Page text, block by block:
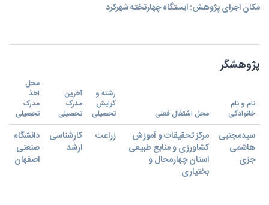
مکان اجرای پژوهش: ایستگاه چهارتخته شهرکرد
پژوهشگر
نام و نام
خانوادگی
محل اشتغال فعلی
رشته و
گرایش
تحصیلی
آخرین
مدرک
تحصیلی
محل
اخذ
مدرک
تحصیلی
سیدمجتبی
هاشمی
جزی
مرکز تحقیقات و آموزش
کشاورزی و منابع طبیعی
استان چهارمحال و
بختیاری
زراعت
کارشناسی
ارشد
دانشگاه
صنعتی
اصفهان